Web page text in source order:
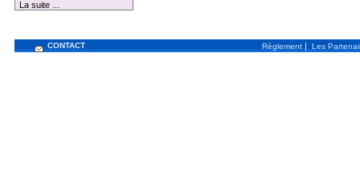
La suite ...
CONTACT Règlement | Les